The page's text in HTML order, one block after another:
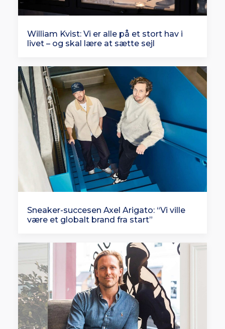
William Kvist: Vi er alle på et stort hav i
livet – og skal lære at sætte sejl
Sneaker-succesen Axel Arigato: “Vi ville
være et globalt brand fra start”